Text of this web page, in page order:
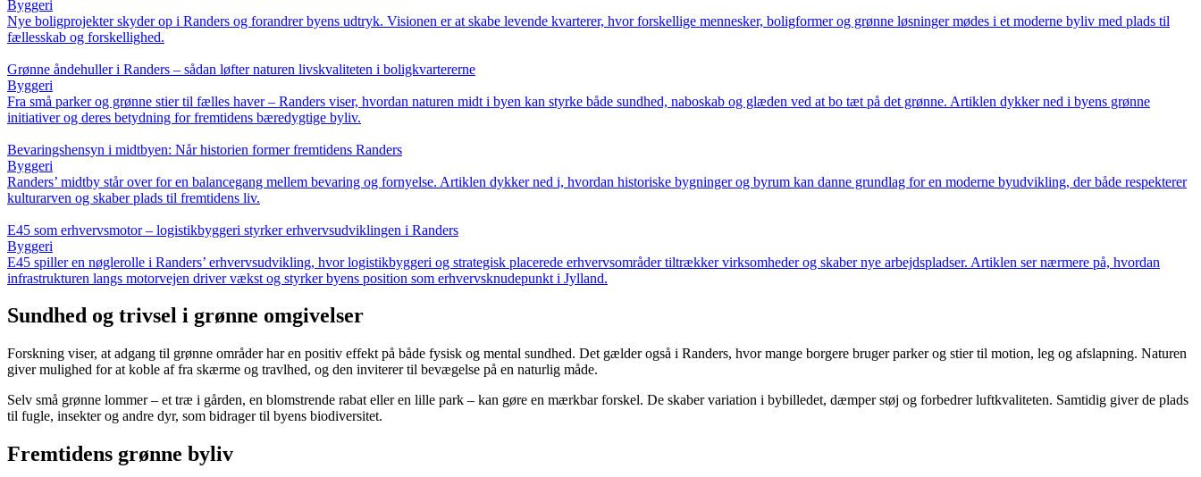
Byggeri
Nye boligprojekter skyder op i Randers og forandrer byens udtryk. Visionen er at skabe levende kvarterer, hvor forskellige mennesker, boligformer og grønne løsninger mødes i et moderne byliv med plads til
fællesskab og forskellighed.
Grønne åndehuller i Randers – sådan løfter naturen livskvaliteten i boligkvartererne
Byggeri
Fra små parker og grønne stier til fælles haver – Randers viser, hvordan naturen midt i byen kan styrke både sundhed, naboskab og glæden ved at bo tæt på det grønne. Artiklen dykker ned i byens grønne
initiativer og deres betydning for fremtidens bæredygtige byliv.
Bevaringshensyn i midtbyen: Når historien former fremtidens Randers
Byggeri
Randers’ midtby står over for en balancegang mellem bevaring og fornyelse. Artiklen dykker ned i, hvordan historiske bygninger og byrum kan danne grundlag for en moderne byudvikling, der både respekterer
kulturarven og skaber plads til fremtidens liv.
E45 som erhvervsmotor – logistikbyggeri styrker erhvervsudviklingen i Randers
Byggeri
E45 spiller en nøglerolle i Randers’ erhvervsudvikling, hvor logistikbyggeri og strategisk placerede erhvervsområder tiltrækker virksomheder og skaber nye arbejdspladser. Artiklen ser nærmere på, hvordan
infrastrukturen langs motorvejen driver vækst og styrker byens position som erhvervsknudepunkt i Jylland.
Sundhed og trivsel i grønne omgivelser
Forskning viser, at adgang til grønne områder har en positiv effekt på både fysisk og mental sundhed. Det gælder også i Randers, hvor mange borgere bruger parker og stier til motion, leg og afslapning. Naturen
giver mulighed for at koble af fra skærme og travlhed, og den inviterer til bevægelse på en naturlig måde.
Selv små grønne lommer – et træ i gården, en blomstrende rabat eller en lille park – kan gøre en mærkbar forskel. De skaber variation i bybilledet, dæmper støj og forbedrer luftkvaliteten. Samtidig giver de plads
til fugle, insekter og andre dyr, som bidrager til byens biodiversitet.
Fremtidens grønne byliv